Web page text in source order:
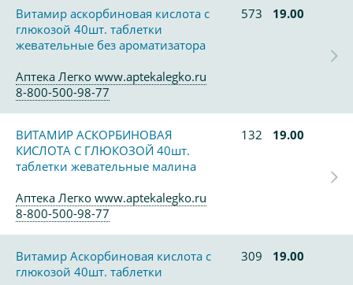
Витамир аскорбиновая кислота с
глюкозой 40шт. таблетки
жевательные без ароматизатора
573 19.00
Аптека Легко www.aptekalegko.ru
8-800-500-98-77
ВИТАМИР АСКОРБИНОВАЯ
КИСЛОТА С ГЛЮКОЗОЙ 40шт.
таблетки жевательные малина
132 19.00
Аптека Легко www.aptekalegko.ru
8-800-500-98-77
Витамир Аскорбиновая кислота с
глюкозой 40шт. таблетки
309 19.00